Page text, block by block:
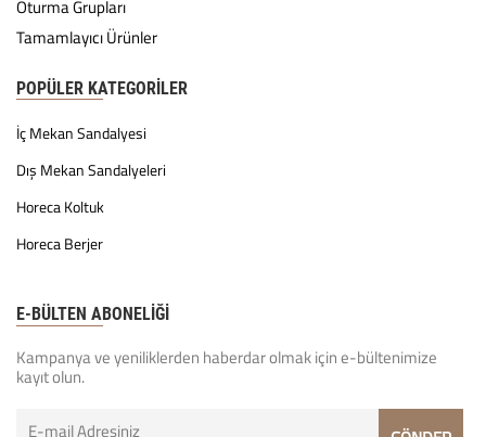
Oturma Grupları
Tamamlayıcı Ürünler
POPÜLER KATEGORILER
İç Mekan Sandalyesi
Dış Mekan Sandalyeleri
Horeca Koltuk
Horeca Berjer
E-BÜLTEN ABONELİĞİ
Kampanya ve yeniliklerden haberdar olmak için e-bültenimize
kayıt olun.